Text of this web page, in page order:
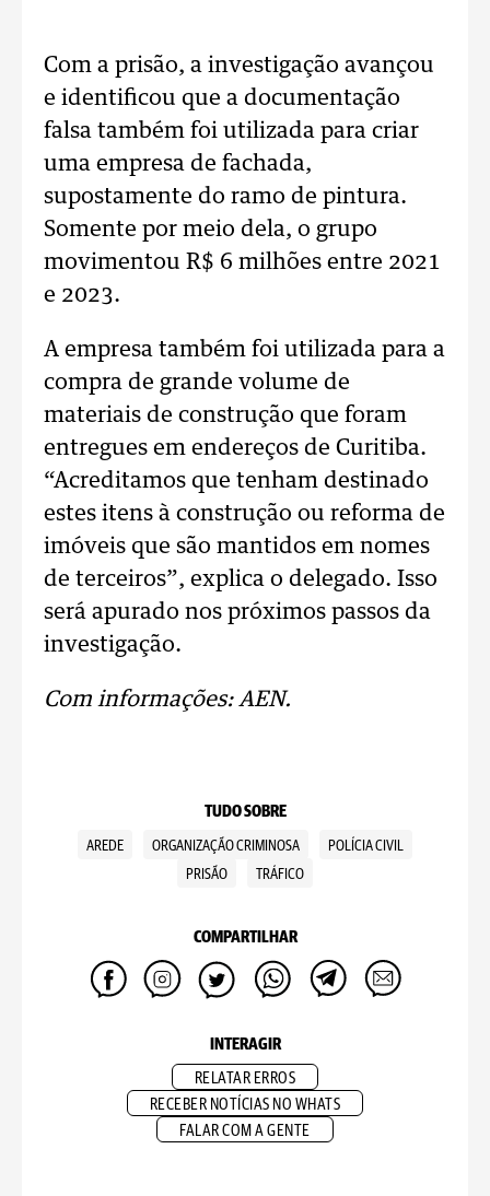
Com a prisão, a investigação avançou
e identificou que a documentação
falsa também foi utilizada para criar
uma empresa de fachada,
supostamente do ramo de pintura.
Somente por meio dela, o grupo
movimentou R$ 6 milhões entre 2021
e 2023.
A empresa também foi utilizada para a
compra de grande volume de
materiais de construção que foram
entregues em endereços de Curitiba.
“Acreditamos que tenham destinado
estes itens à construção ou reforma de
imóveis que são mantidos em nomes
de terceiros”, explica o delegado. Isso
será apurado nos próximos passos da
investigação.
Com informações: AEN.
TUDO SOBRE
AREDE ORGANIZAÇÃO CRIMINOSA
POLÍCIA CIVIL
PRISÃO
TRÁFICO
COMPARTILHAR
INTERAGIR
RELATAR ERROS
RECEBER NOTÍCIAS NO WHATS
FALAR COM A GENTE